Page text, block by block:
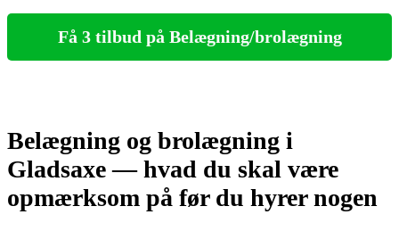
Få 3 tilbud på Belægning/brolægning
Belægning og brolægning i
Gladsaxe — hvad du skal være
opmærksom på før du hyrer nogen